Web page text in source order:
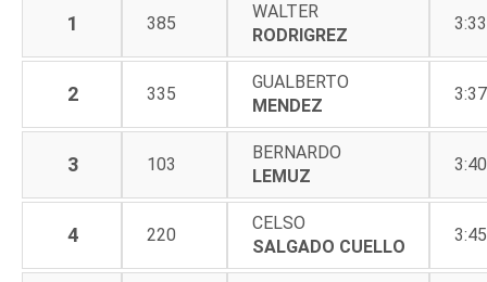
1 385
WALTER
RODRIGREZ
3:33
2 335
GUALBERTO
MENDEZ
3:37
3 103
BERNARDO
LEMUZ
3:40
4 220
CELSO
SALGADO CUELLO
3:45